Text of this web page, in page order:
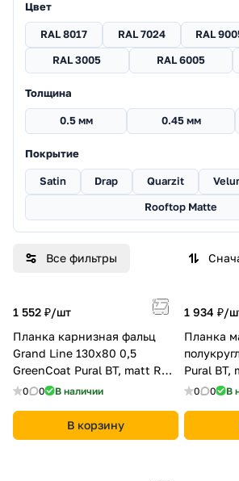
Цвет
RAL 8017 RAL 7024 RAL
RAL 3005
RAL 6005
Толщина
0.5 мм 0.45 мм
Покрытие
Satin Drap Quarzit Velur
Rooftop Matte
Все фильтры
1 552 ₽/шт
Планка карнизная фальц
Grand Line 130х80 0,5
GreenCoat Pural BT, matt RR
887 шоколадно-коричневый
0 0 В наличии
В корзину
1 934 ₽/
Планка
Pural BT,
7016
0 0 В